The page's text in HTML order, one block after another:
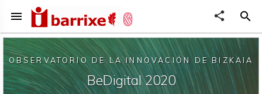
menu share search
OBSERVATORIO DE LA INNOVACIÓN DE BIZKAIA
BeDigital 2020